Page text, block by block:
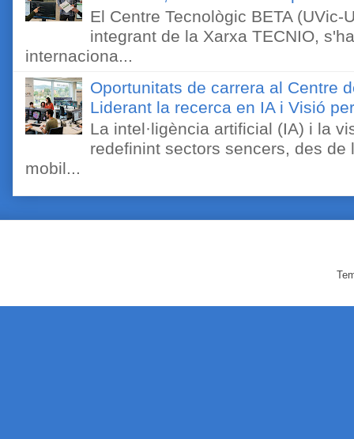
El Centre Tecnològic BETA (UVic-
integrant de la Xarxa TECNIO,
internaciona...
Oportunitats de carrera al Centre
Liderant la recerca en IA i Visió
La intel·ligència artificial (IA) i la
redefinint sectors sencers, des
mobil...